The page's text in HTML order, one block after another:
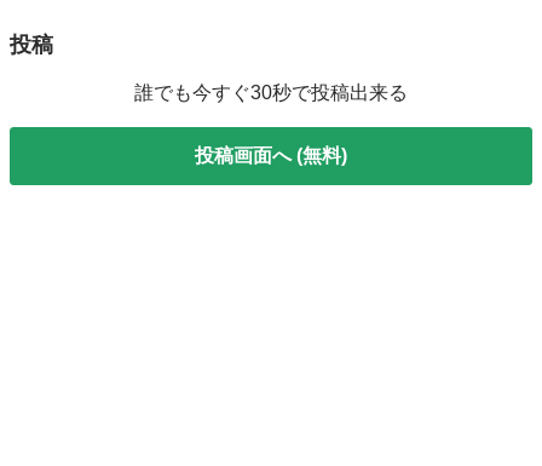
投稿
誰でも今すぐ30秒で投稿出来る
投稿画面へ (無料)